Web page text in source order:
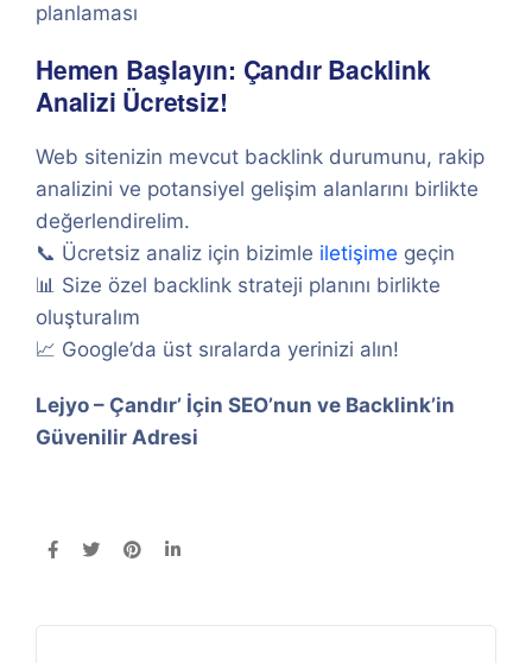
planlaması
Hemen Başlayın: Çandır Backlink
Analizi Ücretsiz!
Web sitenizin mevcut backlink durumunu, rakip
analizini ve potansiyel gelişim alanlarını birlikte
değerlendirelim.
📞 Ücretsiz analiz için bizimle iletişime geçin
📊 Size özel backlink strateji planını birlikte
oluşturalım
📈 Google’da üst sıralarda yerinizi alın!
Lejyo – Çandır’ İçin SEO’nun ve Backlink’in
Güvenilir Adresi